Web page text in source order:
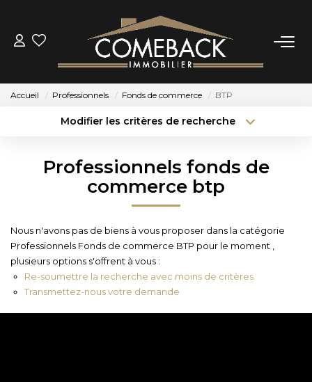
ACHETER
NOTRE AGENCE
BIENS VENDUS
CONTACT
Accueil Professionnels Fonds de commerce BTP
Modifier les critères de recherche
Type de bien
Surface min
Créer une alerte
Professionnels fonds de
commerce btp
Nous n'avons pas de biens à vous proposer dans la catégorie
Professionnels Fonds de commerce BTP pour le moment ,
plusieurs options s'offrent à vous :
Re-soumettre la recherche avec moins de critères.
Transmettez-nous votre demande